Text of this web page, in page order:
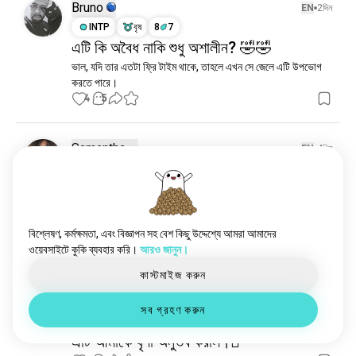
Bruno EN 2দিন
INTP
বৃষ 8 7
এটি কি অবৈধ নাকি শুধু অশালীন? 🤣🤣
ভাল, যদি তার এতটা ফ্রি টাইম থাকে, তাহলে এখন সে জেলে এটি উপভোগ
করতে পারে।
4 5
Samantha EN 4দিন
মানুষ সবাই এত ভালো ✨বা সিং স✨ এ
Kluay
মেষ 2 1
আমি একটি অ্যাপে একটি দেশের একজনের মন্তব্য
দেখলাম যে তারা কীভাবে পিজ্জা বিক্রি করছে, এবং
এটি আমাকে ঘৃণা অনুভব করাল।🫪
বিশ্লেষণ, কর্মক্ষমতা, এবং বিজ্ঞাপন সহ বেশ কিছু উদ্দেশ্যে আমরা আমাদের
ওয়েবসাইটে কুকি ব্যবহার করি। আরও জানুন।
কাস্টমাইজ করুন
সব গ্রহণ করুন